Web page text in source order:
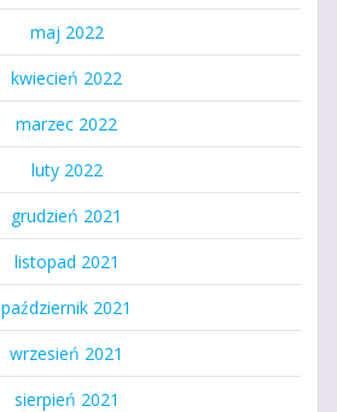
maj 2022
kwiecień 2022
marzec 2022
luty 2022
grudzień 2021
listopad 2021
październik 2021
wrzesień 2021
sierpień 2021